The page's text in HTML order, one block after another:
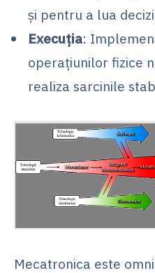
și pentru a lua
Execuția:
operațiunilor fizice
realiza sarcinile
Mecatronica este